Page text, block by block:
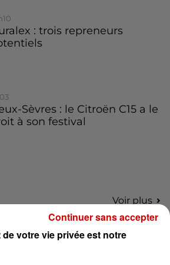
: trois repreneurs
Sèvres : le Citroën C15 a le
à son festival
Voir plus
vos places pour le
du Roi Arthur 2026 !
votre vie privée est notre
Continuer sans accepter